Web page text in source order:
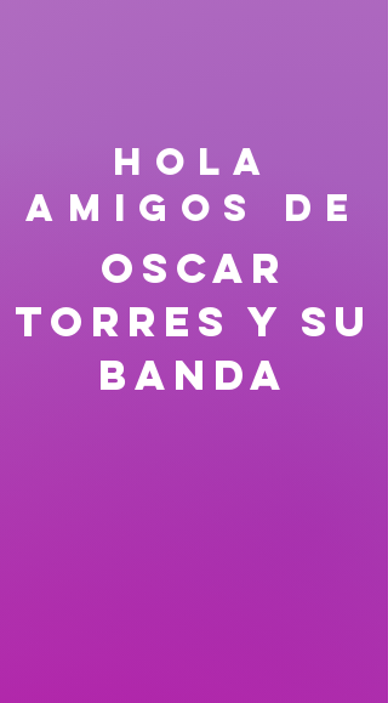
HOLA
AMIGOS DE
Oscar
Torres y su
Banda